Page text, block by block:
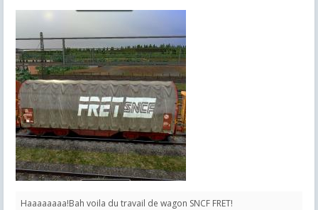
Haaaaaaaa!Bah voila du travail de wagon SNCF FRET!